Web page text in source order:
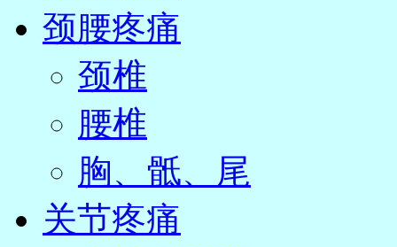
颈腰疼痛
颈椎
腰椎
胸、骶、尾
关节疼痛